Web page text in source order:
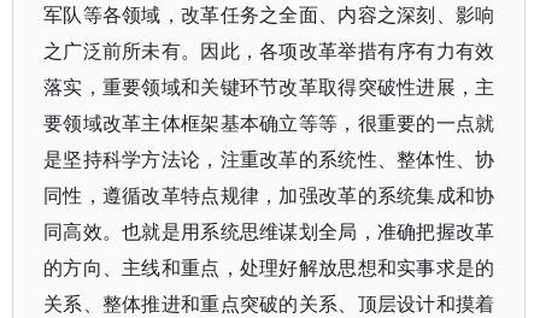
军队等各领域，改革任务之全面、内容之深刻、影响
之广泛前所未有。因此，各项改革举措有序有力有效
落实，重要领域和关键环节改革取得突破性进展，主
要领域改革主体框架基本确立等等，很重要的一点就
是坚持科学方法论，注重改革的系统性、整体性、协
同性，遵循改革特点规律，加强改革的系统集成和协
同高效。也就是用系统思维谋划全局，准确把握改革
的方向、主线和重点，处理好解放思想和实事求是的
关系、整体推进和重点突破的关系、顶层设计和摸着